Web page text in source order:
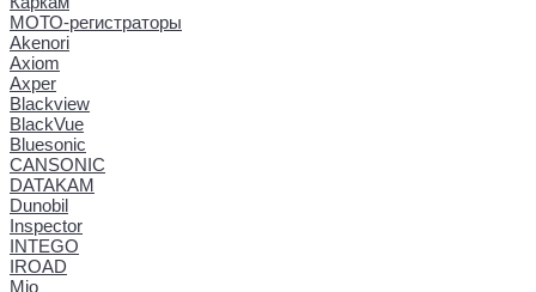
МОТО-регистраторы
Akenori
Axiom
Axper
Blackview
BlackVue
Bluesonic
CANSONIC
DATAKAM
Dunobil
Inspector
INTEGO
IROAD
Mio